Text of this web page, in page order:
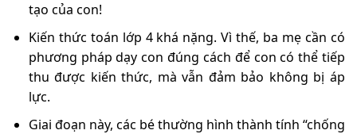
tạo của con!
Kiến thức toán lớp 4 khá nặng. Vì thế, ba mẹ cần có
phương pháp dạy con đúng cách để con có thể tiếp
thu được kiến thức, mà vẫn đảm bảo không bị áp
lực.
Giai đoạn này, các bé thường hình thành tính “chống